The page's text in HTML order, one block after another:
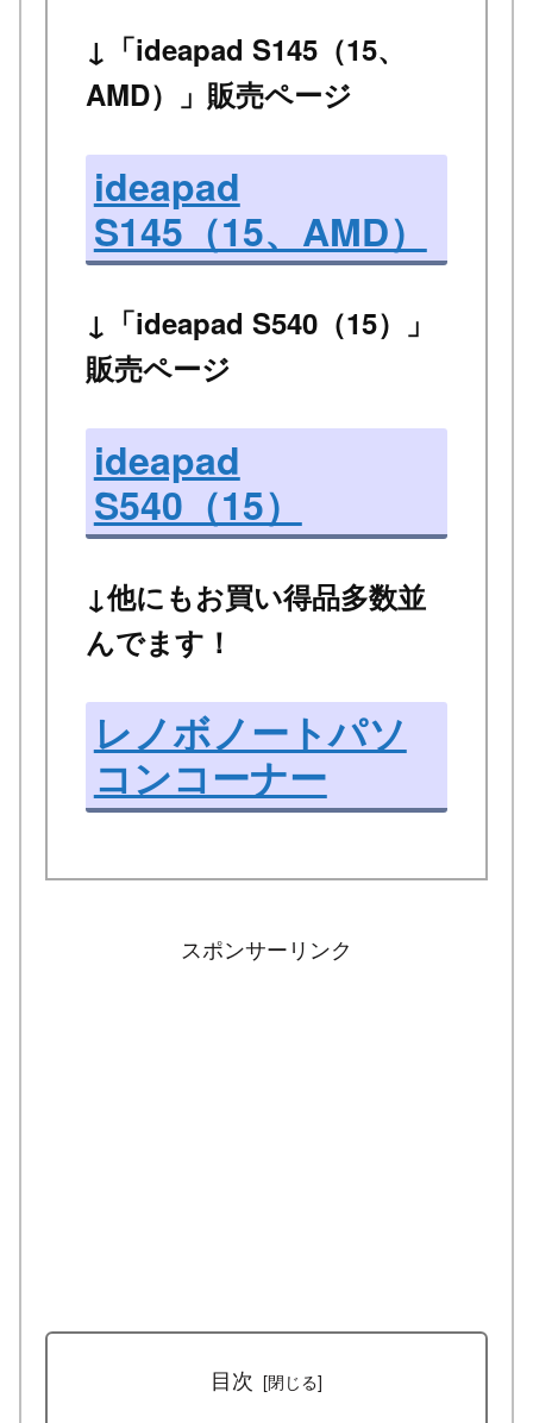
↓「ideapad S145（15、
AMD）」販売ページ
ideapad
S145（15、AMD）
↓「ideapad S540（15）」
販売ページ
ideapad
S540（15）
↓他にもお買い得品多数並
んでます！
レノボノートパソ
コンコーナー
スポンサーリンク
目次